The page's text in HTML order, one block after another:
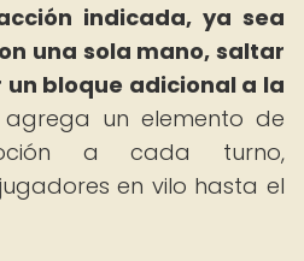
indicada, ya sea
una sola mano, saltar
bloque adicional a la
agrega un elemento de
a cada turno,
en vilo hasta el